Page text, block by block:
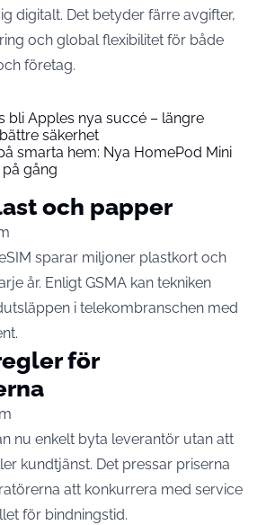
digitalt. Det betyder färre avgifter,
och global flexibilitet för både
företag.
bli Apples nya succé – längre
säkerhet
smarta hem: Nya HomePod Mini
gång
och papper
sparar miljoner plastkort och
år. Enligt GSMA kan tekniken
i telekombranschen med
för
nu enkelt byta leverantör utan att
kundtjänst. Det pressar priserna
att konkurrera med service
för bindningstid.